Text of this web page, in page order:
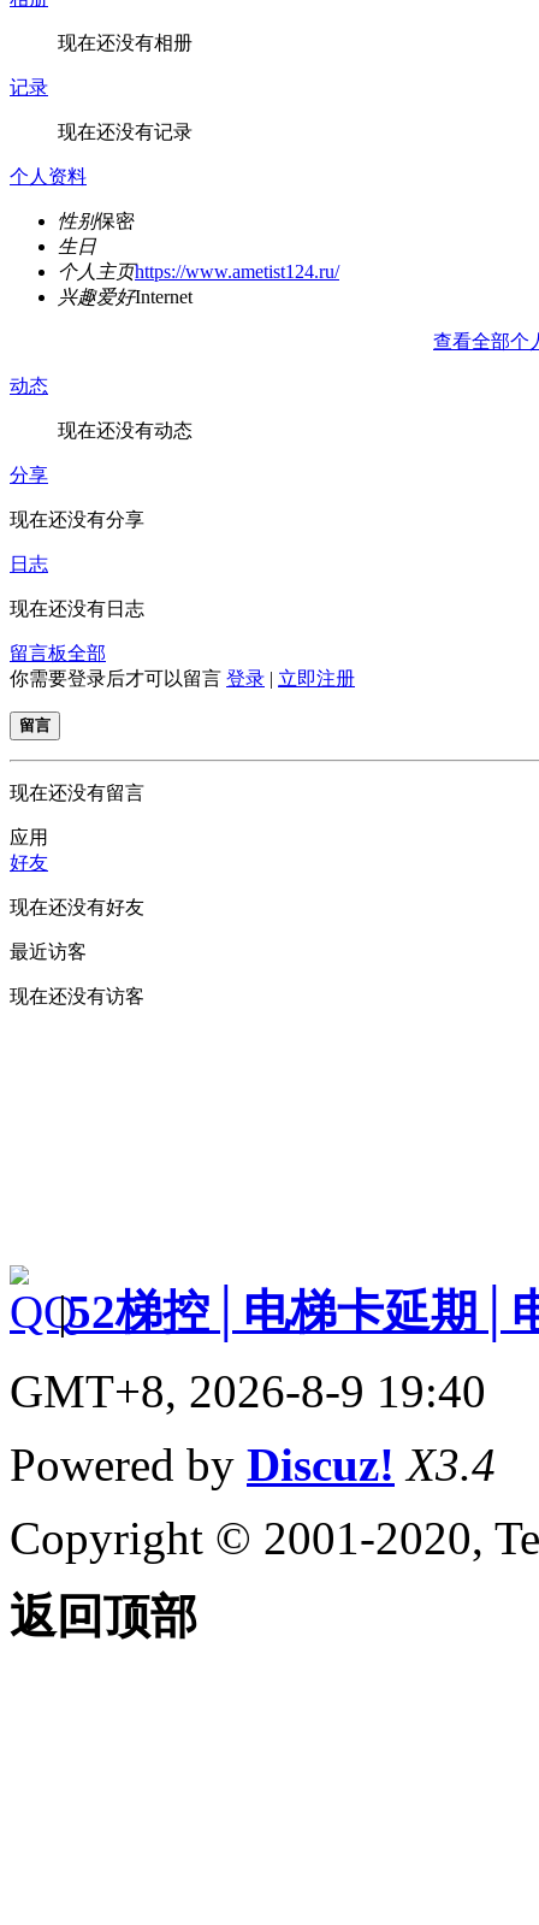
现在还没有相册
记录
现在还没有记录
个人资料
性别保密
生日
个人主页https://www.ametist124.ru/
兴趣爱好Internet
查看全部个
动态
现在还没有动态
分享
现在还没有分享
日志
现在还没有日志
留言板全部
你需要登录后才可以留言 登录 | 立即注册
留言
现在还没有留言
应用
好友
现在还没有好友
最近访客
现在还没有访客
|52梯控│电梯卡延期│
GMT+8, 2026-8-9 19:40
Powered by Discuz! X3.4
Copyright © 2001-2020,
返回顶部